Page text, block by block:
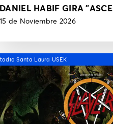
15 de Noviembre 2026
Santa Laura USEK